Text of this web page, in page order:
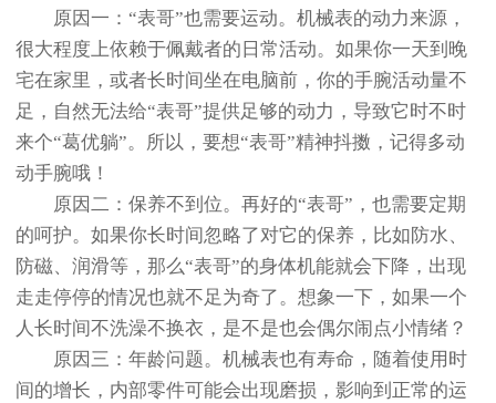
原因一：“表哥”也需要运动。机械表的动力来源，
很大程度上依赖于佩戴者的日常活动。如果你一天到晚
宅在家里，或者长时间坐在电脑前，你的手腕活动量不
足，自然无法给“表哥”提供足够的动力，导致它时不时
来个“葛优躺”。所以，要想“表哥”精神抖擞，记得多动
动手腕哦！
原因二：保养不到位。再好的“表哥”，也需要定期
的呵护。如果你长时间忽略了对它的保养，比如防水、
防磁、润滑等，那么“表哥”的身体机能就会下降，出现
走走停停的情况也就不足为奇了。想象一下，如果一个
人长时间不洗澡不换衣，是不是也会偶尔闹点小情绪？
原因三：年龄问题。机械表也有寿命，随着使用时
间的增长，内部零件可能会出现磨损，影响到正常的运